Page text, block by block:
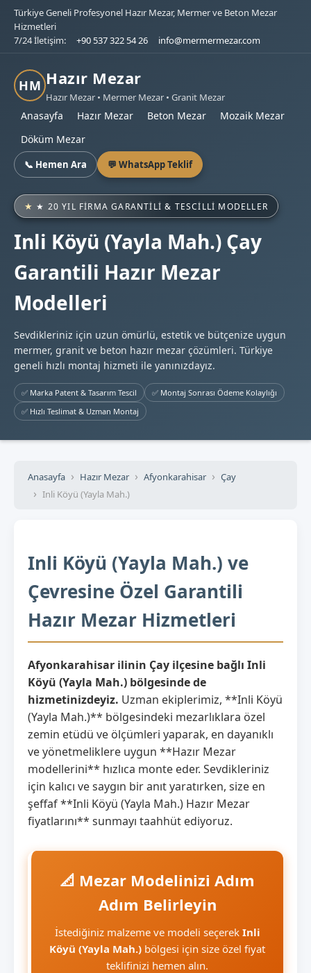
Türkiye Geneli Profesyonel Hazır Mezar, Mermer ve Beton Mezar
Hizmetleri
7/24 İletişim:
+90 537 322 54 26 info@mermermezar.com
HM Hazır Mezar
Hazır Mezar • Mermer Mezar • Granit Mezar
Anasayfa Hazır Mezar Beton Mezar
Mozaik Mezar
Döküm Mezar
📞 Hemen Ara 💬 WhatsApp Teklif
★ 20 YIL FIRMA GARANTILI & TESCILLI MODELLER
Inli Köyü (Yayla Mah.) Çay
Garantili Hazır Mezar
Modelleri
Sevdikleriniz için uzun ömürlü, estetik ve bütçenize uygun
mermer, granit ve beton hazır mezar çözümleri. Türkiye
geneli hızlı montaj hizmeti ile yanınızdayız.
✅ Marka Patent & Tasarım Tescil
✅ Montaj Sonrası Ödeme Kolaylığı
✅ Hızlı Teslimat & Uzman Montaj
Anasayfa Hazır Mezar Afyonkarahisar
Çay
Inli Köyü (Yayla Mah.)
Inli Köyü (Yayla Mah.) ve
Çevresine Özel Garantili
Hazır Mezar Hizmetleri
Afyonkarahisar ilinin Çay ilçesine bağlı Inli
Köyü (Yayla Mah.) bölgesinde de
hizmetinizdeyiz. Uzman ekiplerimiz, **Inli Köyü
(Yayla Mah.)** bölgesindeki mezarlıklara özel
zemin etüdü ve ölçümleri yaparak, en dayanıklı
ve yönetmeliklere uygun **Hazır Mezar
modellerini** hızlıca monte eder. Sevdikleriniz
için kalıcı ve saygın bir anıt yaratırken, size en
şeffaf **Inli Köyü (Yayla Mah.) Hazır Mezar
fiyatlarını** sunmayı taahhüt ediyoruz.
📐 Mezar Modelinizi Adım
Adım Belirleyin
İstediğiniz malzeme ve modeli seçerek Inli
Köyü (Yayla Mah.) bölgesi için size özel fiyat
teklifinizi hemen alın.